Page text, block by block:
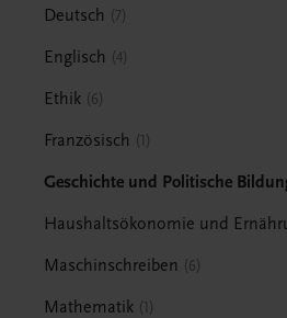
Deutsch 7
Englisch 4
Ethik 6
Französisch 1
Geschichte und Politische
Haushaltsökonomie und
Maschinschreiben 6
Mathematik 1